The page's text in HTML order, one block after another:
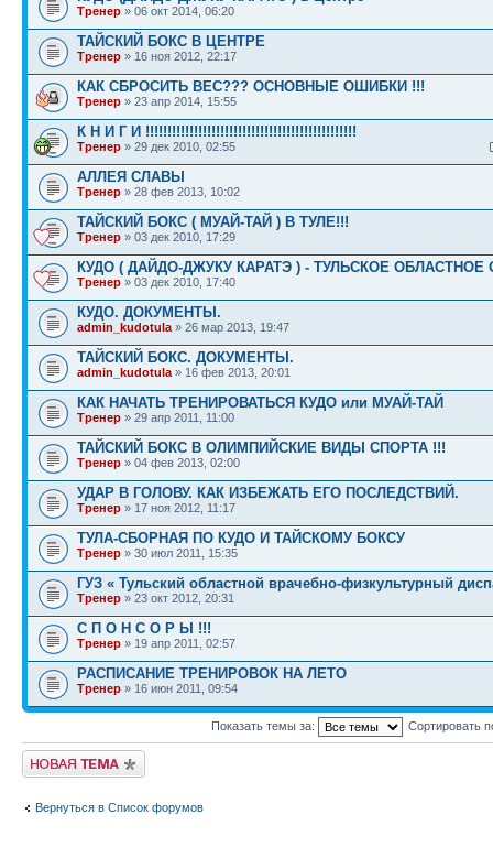
Тренер » 06 окт 2014, 06:20
ТАЙСКИЙ БОКС В ЦЕНТРЕ
Тренер » 16 ноя 2012, 22:17
КАК СБРОСИТЬ ВЕС??? ОСНОВНЫЕ ОШИБКИ !!!
Тренер » 23 апр 2014, 15:55
К Н И Г И !!!!!!!!!!!!!!!!!!!!!!!!!!!!!!!!!!!!!!!!!!!!!!!!
Тренер » 29 дек 2010, 02:55
АЛЛЕЯ СЛАВЫ
Тренер » 28 фев 2013, 10:02
ТАЙСКИЙ БОКС ( МУАЙ-ТАЙ ) В ТУЛЕ!!!
Тренер » 03 дек 2010, 17:29
КУДО ( ДАЙДО-ДЖУКУ КАРАТЭ ) - ТУЛЬСКОЕ ОБЛАСТНОЕ
Тренер » 03 дек 2010, 17:40
КУДО. ДОКУМЕНТЫ.
admin_kudotula » 26 мар 2013, 19:47
ТАЙСКИЙ БОКС. ДОКУМЕНТЫ.
admin_kudotula » 16 фев 2013, 20:01
КАК НАЧАТЬ ТРЕНИРОВАТЬСЯ КУДО или МУАЙ-ТАЙ
Тренер » 29 апр 2011, 11:00
ТАЙСКИЙ БОКС В ОЛИМПИЙСКИЕ ВИДЫ СПОРТА !!!
Тренер » 04 фев 2013, 02:00
УДАР В ГОЛОВУ. КАК ИЗБЕЖАТЬ ЕГО ПОСЛЕДСТВИЙ.
Тренер » 17 ноя 2012, 11:17
ТУЛА-СБОРНАЯ ПО КУДО И ТАЙСКОМУ БОКСУ
Тренер » 30 июл 2011, 15:35
ГУЗ « Тульский областной врачебно-физкультурный
Тренер » 23 окт 2012, 20:31
С П О Н С О Р Ы !!!
Тренер » 19 апр 2011, 02:57
РАСПИСАНИЕ ТРЕНИРОВОК НА ЛЕТО
Тренер » 16 июн 2011, 09:54
Показать темы за: Сортировать
Начать новую тему
Вернуться в Список форумов